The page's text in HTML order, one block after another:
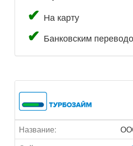
На карту
Банковским
Название: